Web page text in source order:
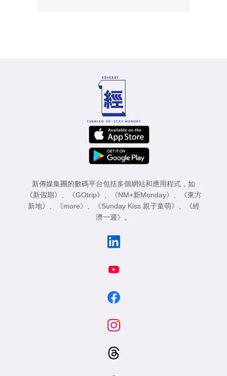
新傳媒集團的數碼平台包括多個網站和應用程式，如
《新假期》
《GOtrip》 《NM+新Monday》
《東方
新地》
《more》 《Sunday Kiss 親子童萌》
《經
濟一週》
。